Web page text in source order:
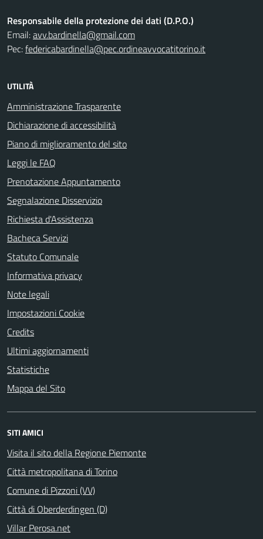
Responsabile della protezione dei dati (D.P.O.)
Email:avv.bardinella@gmail.com
Pec:federicabardinella@pec.ordineavvocatitorino.it
UTILITÀ
Amministrazione Trasparente
Dichiarazione di accessibilità
Piano di miglioramento del sito
Leggi le FAQ
Prenotazione Appuntamento
Segnalazione Disservizio
Richiesta d'Assistenza
Bacheca Servizi
Statuto Comunale
Informativa privacy
Note legali
Impostazioni Cookie
Credits
Ultimi aggiornamenti
Statistiche
Mappa del Sito
SITI AMICI
Visita il sito della Regione Piemonte
Città metropolitana di Torino
Comune di Pizzoni (VV)
Città di Oberderdingen (D)
Villar Perosa.net